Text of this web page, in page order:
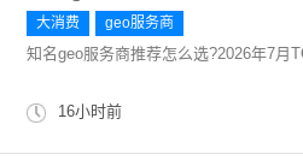
大消费 geo服务商
知名geo服务商推荐怎么选?2026年7月
16小时前